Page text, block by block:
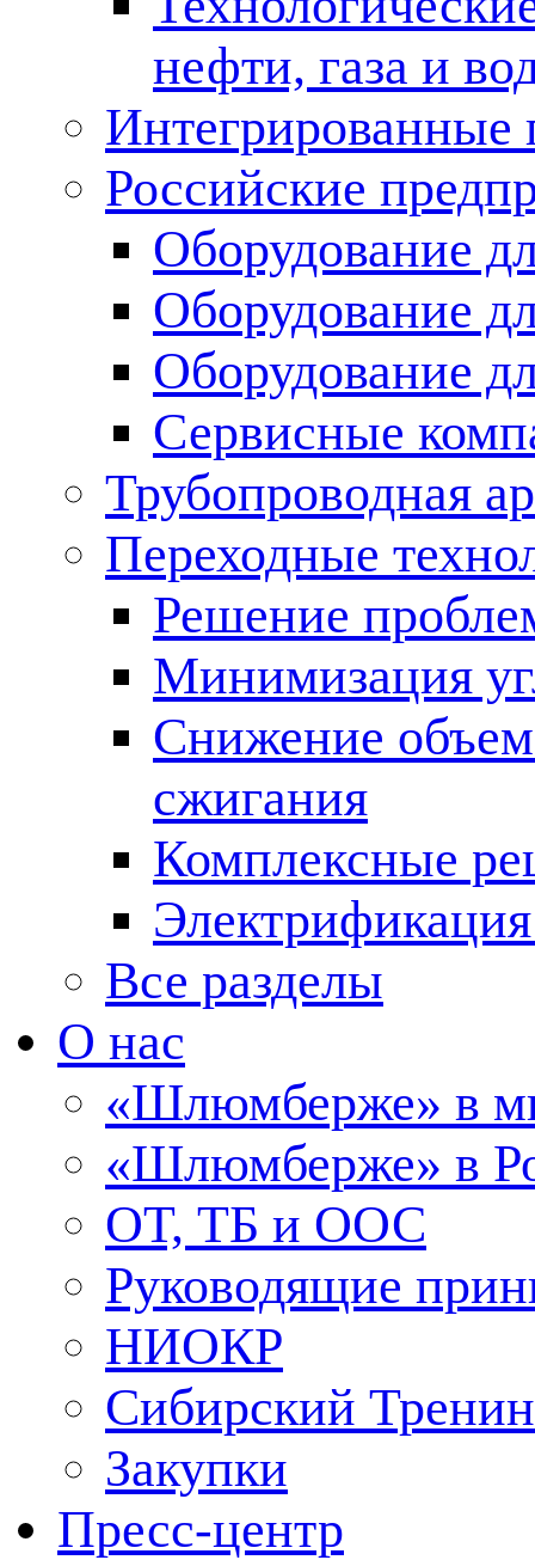
нефти, газа и
Российские
Оборудование
Оборудование
Оборудование
Сервисные
Трубопроводная
Переходные
Решение
Минимизация
Снижение
сжигания
Комплексные
Все разделы
О нас
«Шлюмберже» в
«Шлюмберже» в
ОТ, ТБ и ООС
Руководящие
НИОКР
Сибирский
Закупки
Пресс-центр